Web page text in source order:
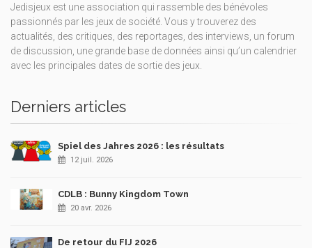
Jedisjeux est une association qui rassemble des bénévoles
passionnés par les jeux de société. Vous y trouverez des
actualités, des critiques, des reportages, des interviews, un forum
de discussion, une grande base de données ainsi qu’un calendrier
avec les principales dates de sortie des jeux.
Derniers articles
Spiel des Jahres 2026 : les résultats
12 juil. 2026
CDLB : Bunny Kingdom Town
20 avr. 2026
De retour du FIJ 2026